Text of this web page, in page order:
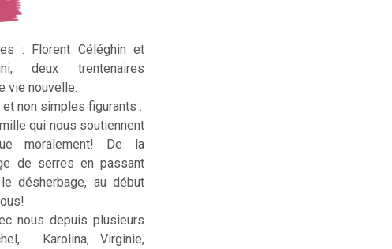
: Florent Céléghin et
deux trentenaires
vie nouvelle.
non simples figurants :
qui nous soutiennent
moralement! De la
de serres en passant
désherbage, au début
nous depuis plusieurs
Karolina, Virginie,